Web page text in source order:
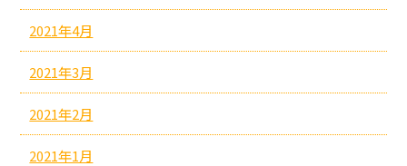
2021年4月
2021年3月
2021年2月
2021年1月